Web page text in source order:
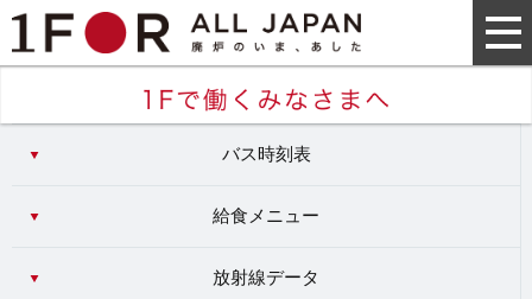
バス時刻表
給食メニュー
放射線データ